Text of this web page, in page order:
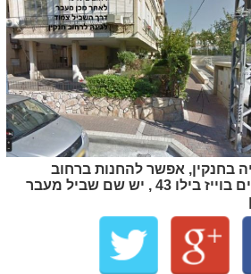
בחנקין, אפשר להחנות ברחוב
הסמוך ברחוב בילו, לשים בוייז בילו 43 , יש שם שביל מעבר